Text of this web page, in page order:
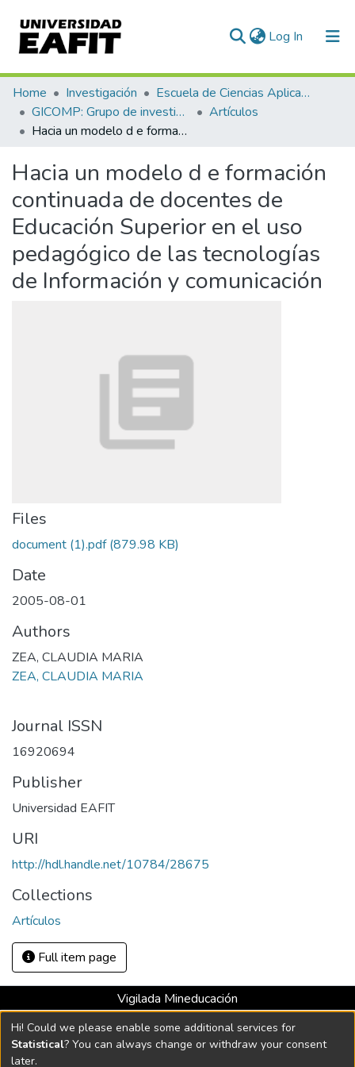
Log In (current)
Communities & Collections
All of DSpace
Home Investigación
Escuela de Ciencias Aplicadas e Ingeniería
GICOMP: Grupo de investigación en computación
Artículos
Hacia un modelo d e formación continuada de docentes de Educación Superior en el uso pedagógico de las tecnologías de Información y comunicación
Hacia un modelo d e formación
continuada de docentes de
Educación Superior en el uso
pedagógico de las tecnologías
de Información y comunicación
Files
document (1).pdf(879.98 KB)
Date
2005-08-01
Authors
ZEA, CLAUDIA MARIA
ZEA, CLAUDIA MARIA
Journal ISSN
16920694
Publisher
Universidad EAFIT
URI
http://hdl.handle.net/10784/28675
Collections
Artículos
Full item page
Vigilada Mineducación
Universidad con Acreditación Institucional hasta 2026 -
Resolución MEN 2158 de 2018
Hi! Could we please enable some additional services for
Statistical? You can always change or withdraw your consent
later.